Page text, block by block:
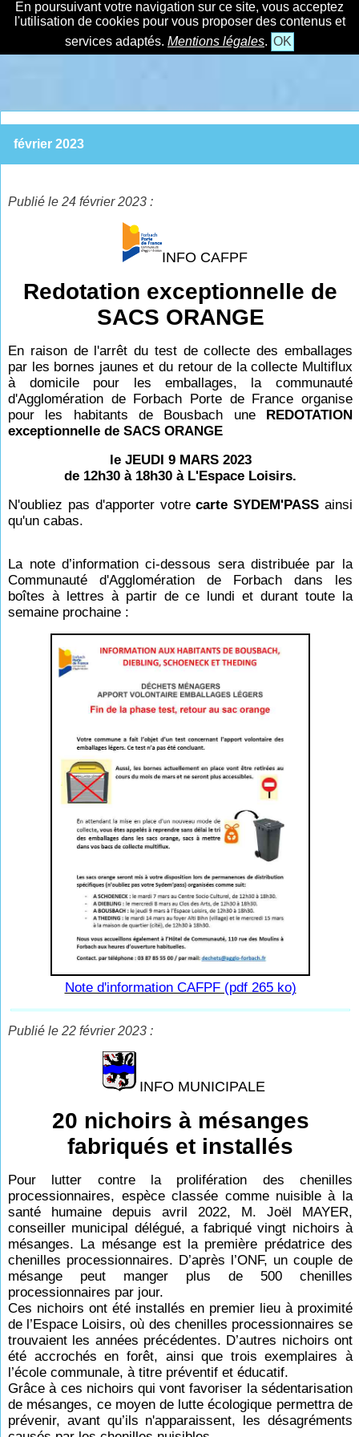
En poursuivant votre navigation sur ce site, vous acceptez
l'utilisation de cookies pour vous proposer des contenus et
services adaptés. Mentions légales. OK
février 2023
Publié le 24 février 2023 :
INFO CAFPF
Redotation exceptionnelle de
SACS ORANGE
En raison de l'arrêt du test de collecte des emballages
par les bornes jaunes et du retour de la collecte Multiflux
à domicile pour les emballages, la communauté
d'Agglomération de Forbach Porte de France organise
pour les habitants de Bousbach une REDOTATION
exceptionnelle de SACS ORANGE
le JEUDI 9 MARS 2023
de 12h30 à 18h30 à L'Espace Loisirs.
N'oubliez pas d'apporter votrecarte SYDEM'PASS ainsi
qu'un cabas.
La note d’information ci-dessous sera distribuée par la
Communauté d'Agglomération de Forbach dans les
boîtes à lettres à partir de ce lundi et durant toute la
semaine prochaine :
Note d'information CAFPF (pdf 265 ko)
Publié le 22 février 2023 :
INFO MUNICIPALE
20 nichoirs à mésanges
fabriqués et installés
Pour lutter contre la prolifération des chenilles
processionnaires, espèce classée comme nuisible à la
santé humaine depuis avril 2022, M. Joël MAYER,
conseiller municipal délégué, a fabriqué vingt nichoirs à
mésanges. La mésange est la première prédatrice des
chenilles processionnaires. D’après l’ONF, un couple de
mésange peut manger plus de 500 chenilles
processionnaires par jour.
Ces nichoirs ont été installés en premier lieu à proximité
de l’Espace Loisirs, où des chenilles processionnaires se
trouvaient les années précédentes. D’autres nichoirs ont
été accrochés en forêt, ainsi que trois exemplaires à
l’école communale, à titre préventif et éducatif.
Grâce à ces nichoirs qui vont favoriser la sédentarisation
de mésanges, ce moyen de lutte écologique permettra de
prévenir, avant qu’ils n'apparaissent, les désagréments